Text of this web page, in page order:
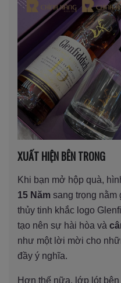
XUẤT HIỆN BÊN TRONG
Khi bạn mở hộp quà,
15 Năm sang trọng nằm
thủy tinh khắc logo
tạo nên sự hài hòa và
như một lời mời cho
đầy ý nghĩa.
Hơn thế nữa, lớp lót